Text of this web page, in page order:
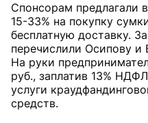
Спонсорам предлагали
15-33% на покупку
бесплатную доставку.
перечислили Осипову и
На руки
руб., заплатив 13%
услуги
средств.